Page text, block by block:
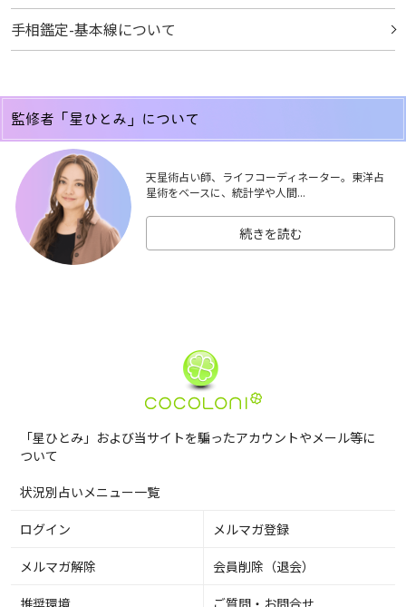
手相鑑定-基本線について
監修者「星ひとみ」について
天星術占い師、ライフコーディネーター。東洋占
星術をベースに、統計学や人間...
続きを読む
「星ひとみ」および当サイトを騙ったアカウントやメール等に
ついて
状況別占いメニュー一覧
ログイン メルマガ登録
メルマガ解除 会員削除（退会）